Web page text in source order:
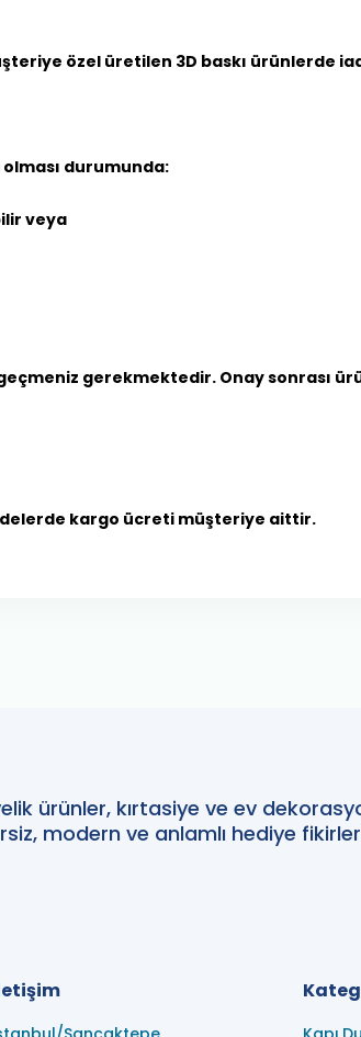
özel üretilen 3D baskı ürünlerde
durumunda:
veya
gerekmektedir. Onay sonrası
kargo ücreti müşteriye aittir.
ürünler, kırtasiye ve ev
modern ve anlamlı hediye